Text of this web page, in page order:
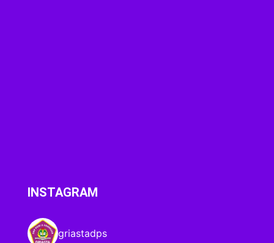
INSTAGRAM
griastadps